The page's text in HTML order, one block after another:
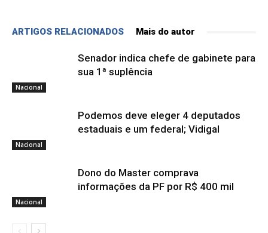
ARTIGOS RELACIONADOS Mais do autor
Nacional
Senador indica chefe de gabinete para
sua 1ª suplência
Nacional
Podemos deve eleger 4 deputados
estaduais e um federal; Vidigal
Nacional
Dono do Master comprava
informações da PF por R$ 400 mil